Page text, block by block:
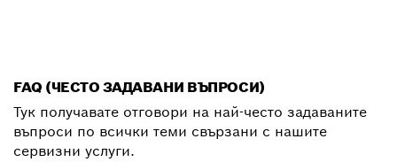
FAQ (ЧЕСТО ЗАДАВАНИ ВЪПРОСИ)
Тук получавате отговори на най-често задаваните
въпроси по всички теми свързани с нашите
сервизни услуги.